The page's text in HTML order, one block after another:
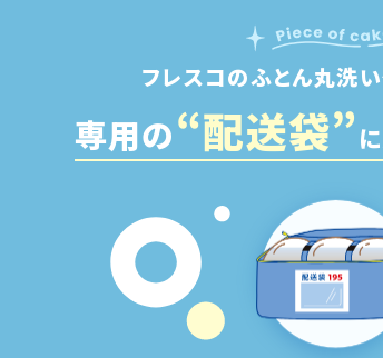
フレスコのふとん丸洗
専用の“配送袋”